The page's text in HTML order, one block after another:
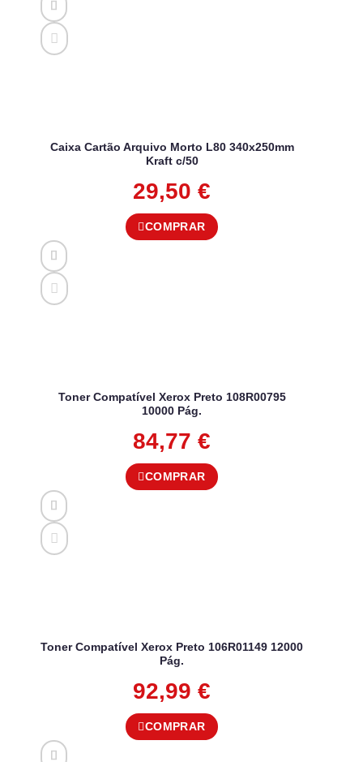
Caixa Cartão Arquivo Morto L80 340x250mm
Kraft c/50
29,50 €
COMPRAR
Toner Compatível Xerox Preto 108R00795
10000 Pág.
84,77 €
COMPRAR
Toner Compatível Xerox Preto 106R01149 12000
Pág.
92,99 €
COMPRAR